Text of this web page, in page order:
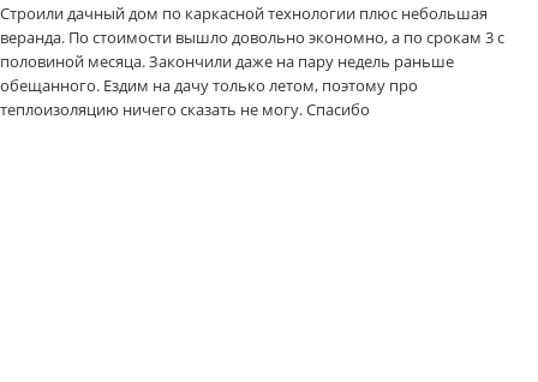
Строили дачный дом по каркасной технологии плюс небольшая
веранда. По стоимости вышло довольно экономно, а по срокам 3 с
половиной месяца. Закончили даже на пару недель раньше
обещанного. Ездим на дачу только летом, поэтому про
теплоизоляцию ничего сказать не могу. Спасибо